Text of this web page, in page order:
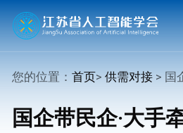
您的位置：首页>供需对接 > 国企带民企
国企带民企·大手